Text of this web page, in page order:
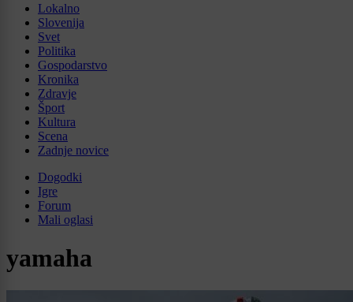
Lokalno
Slovenija
Svet
Politika
Gospodarstvo
Kronika
Zdravje
Šport
Kultura
Scena
Zadnje novice
Dogodki
Igre
Forum
Mali oglasi
yamaha